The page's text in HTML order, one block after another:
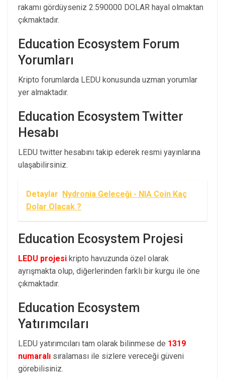
rakamı gördüyseniz 2.590000 DOLAR hayal olmaktan
çıkmaktadır.
Education Ecosystem Forum
Yorumları
Kripto forumlarda LEDU konusunda uzman yorumlar
yer almaktadır.
Education Ecosystem Twitter
Hesabı
LEDU twitter hesabını takip ederek resmi yayınlarına
ulaşabilirsiniz.
Detaylar Nydronia Geleceği - NIA Coin Kaç
Dolar Olacak ?
Education Ecosystem Projesi
LEDU projesi kripto havuzunda özel olarak
ayrışmakta olup, diğerlerinden farklı bir kurgu ile öne
çıkmaktadır.
Education Ecosystem
Yatırımcıları
LEDU yatırımcıları tam olarak bilinmese de 1319
numaralı sıralaması ile sizlere vereceği güveni
görebilisiniz.